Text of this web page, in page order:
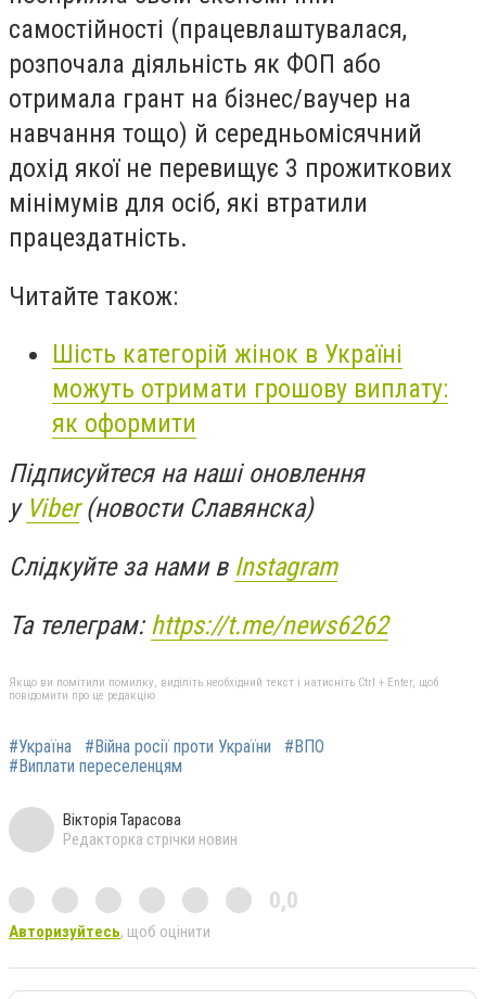
самостійності (працевлаштувалася,
розпочала діяльність як ФОП або
отримала грант на бізнес/ваучер на
навчання тощо) й середньомісячний
дохід якої не перевищує 3 прожиткових
мінімумів для осіб, які втратили
працездатність.
Читайте також:
Шість категорій жінок в Україні
можуть отримати грошову виплату:
як оформити
Підписуйтеся на наші оновлення
у Viber(новости Славянска)
Слідкуйте за нами в Instagram
Та телеграм: https://t.me/news6262
Якщо ви помітили помилку, виділіть необхідний текст і натисніть Ctrl + Enter, щоб
повідомити про це редакцію
#Україна #Війна росії проти України
#ВПО
#Виплати переселенцям
Вікторія Тарасова
Редакторка стрічки новин
0,0
Авторизуйтесь, щоб оцінити